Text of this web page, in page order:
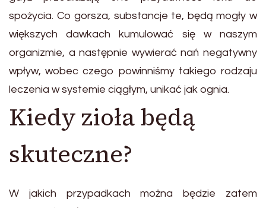
spożycia. Co gorsza, substancje te, będą mogły w
większych dawkach kumulować się w naszym
organizmie, a następnie wywierać nań negatywny
wpływ, wobec czego powinniśmy takiego rodzaju
leczenia w systemie ciągłym, unikać jak ognia.
Kiedy zioła będą
skuteczne?
W jakich przypadkach można będzie zatem